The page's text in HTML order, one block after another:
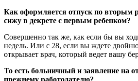
Как оформляется отпуск по вторым
сижу в декрете с первым ребенком?
Совершенно так же, как если бы вы
недель. Или с 28, если вы ждете
открывает врач, который ведет вашу
То есть больничный и заявление на
прежнему работодателю?